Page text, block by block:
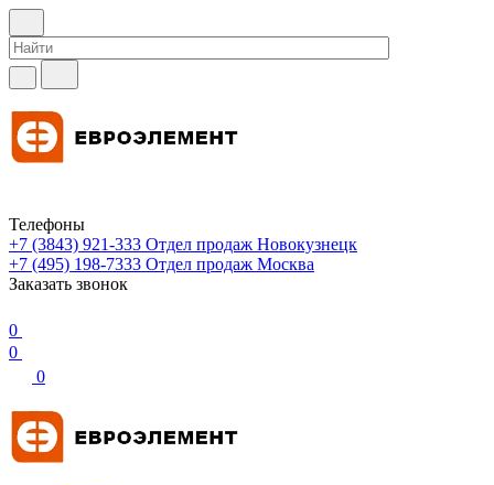
Телефоны
+7 (3843) 921-333 Отдел продаж Новокузнецк
+7 (495) 198-7333 Отдел продаж Москва
Заказать звонок
0
0
0